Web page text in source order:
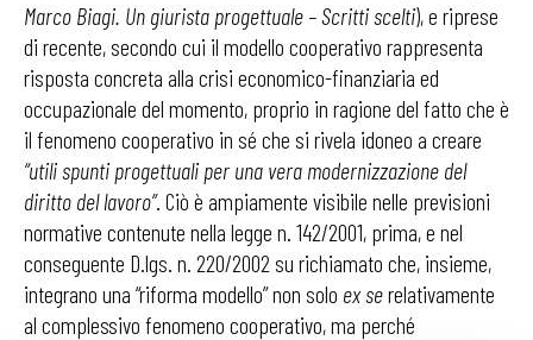
Marco Biagi. Un giurista progettuale – Scritti scelti), e riprese
di recente, secondo cui il modello cooperativo rappresenta
risposta concreta alla crisi economico-finanziaria ed
occupazionale del momento, proprio in ragione del fatto che è
il fenomeno cooperativo in sé che si rivela idoneo a creare
“utili spunti progettuali per una vera modernizzazione del
diritto del lavoro”. Ciò è ampiamente visibile nelle previsioni
normative contenute nella legge n. 142/2001, prima, e nel
conseguente D.lgs. n. 220/2002 su richiamato che, insieme,
integrano una “riforma modello” non solo ex serelativamente
al complessivo fenomeno cooperativo, ma perché